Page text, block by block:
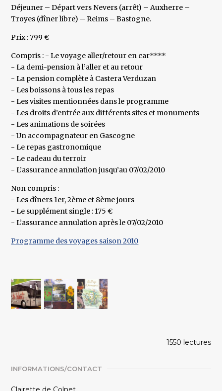
Déjeuner – Départ vers Nevers (arrêt) – Auxherre –
Troyes (dîner libre) – Reims – Bastogne.
Prix : 799 €
Compris : - Le voyage aller/retour en car****
- La demi-pension à l’aller et au retour
- La pension complète à Castera Verduzan
- Les boissons à tous les repas
- Les visites mentionnées dans le programme
- Les droits d’entrée aux différents sites et monuments
- Les animations de soirées
- Un accompagnateur en Gascogne
- Le repas gastronomique
- Le cadeau du terroir
- L’assurance annulation jusqu’au 07/02/2010
Non compris :
- Les dîners 1er, 2ème et 8ème jours
- Le supplément single : 175 €
- L’assurance annulation après le 07/02/2010
Programme des voyages saison 2010
1550 lectures
INFORMATIONS/CONTACT